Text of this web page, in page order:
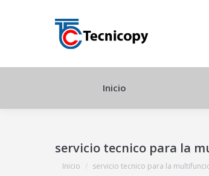
Inicio
servicio tecnico para la
Estás aquí:
Inicio servicio tecnico para la